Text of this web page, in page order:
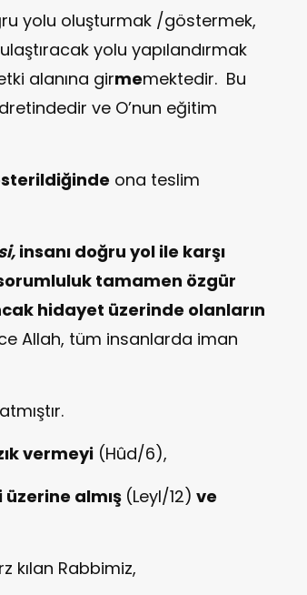
yolu oluşturmak /göstermek,
yolu yapılandırmak
alanına girmemektedir. Bu
ve O’nun eğitim
ona teslim
insanı doğru yol ile karşı
tamamen özgür
hidayet üzerinde olanların
Allah, tüm insanlarda iman
vermeyi (Hûd/6),
üzerine almış (Leyl/12) ve
kılan Rabbimiz,